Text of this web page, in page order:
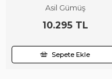
Asil Gümüş
10.295 TL
Sepete Ekle